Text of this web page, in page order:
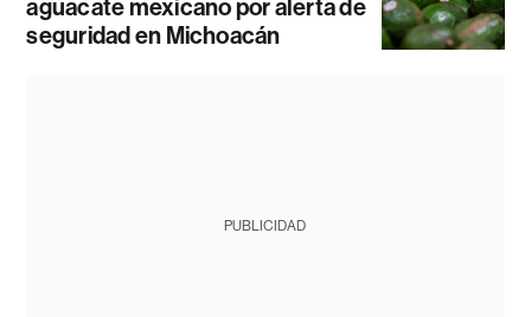
aguacate mexicano por alerta de
seguridad en Michoacán
PUBLICIDAD